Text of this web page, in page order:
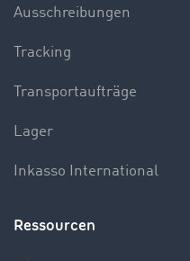
Ausschreibungen
Tracking
Transportaufträge
Lager
Inkasso International
Ressourcen